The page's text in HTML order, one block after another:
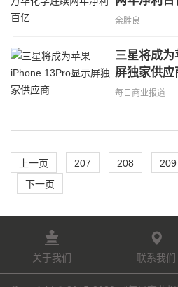
余胜良
三星将成
屏独家供应
每日商业报道
上一页 207 208 209
下一页
关于我们 联系我们